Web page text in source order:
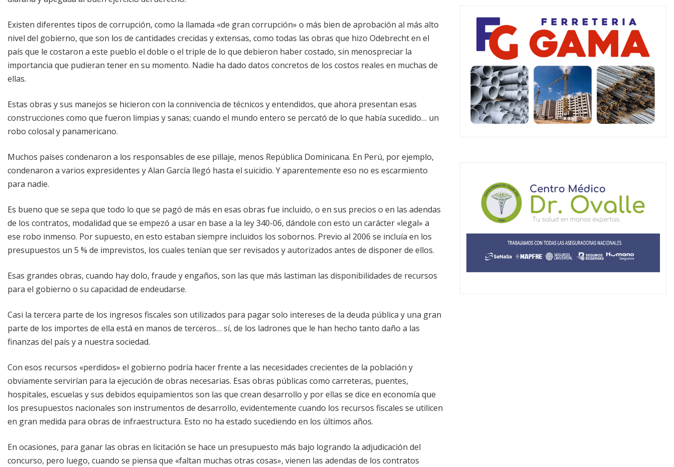
Existen diferentes tipos de corrupción, como la llamada «de gran corrupción» o más bien de aprobación al más alto
nivel del gobierno, que son los de cantidades crecidas y extensas, como todas las obras que hizo Odebrecht en el
país que le costaron a este pueblo el doble o el triple de lo que debieron haber costado, sin menospreciar la
importancia que pudieran tener en su momento. Nadie ha dado datos concretos de los costos reales en muchas de
ellas.
Estas obras y sus manejos se hicieron con la connivencia de técnicos y entendidos, que ahora presentan esas
construcciones como que fueron limpias y sanas; cuando el mundo entero se percató de lo que había sucedido… un
robo colosal y panamericano.
Muchos países condenaron a los responsables de ese pillaje, menos República Dominicana. En Perú, por ejemplo,
condenaron a varios expresidentes y Alan García llegó hasta el suicidio. Y aparentemente eso no es escarmiento
para nadie.
Es bueno que se sepa que todo lo que se pagó de más en esas obras fue incluido, o en sus precios o en las adendas
de los contratos, modalidad que se empezó a usar en base a la ley 340-06, dándole con esto un carácter «legal» a
ese robo inmenso. Por supuesto, en esto estaban siempre incluidos los sobornos. Previo al 2006 se incluía en los
presupuestos un 5 % de imprevistos, los cuales tenían que ser revisados y autorizados antes de disponer de ellos.
Esas grandes obras, cuando hay dolo, fraude y engaños, son las que más lastiman las disponibilidades de recursos
para el gobierno o su capacidad de endeudarse.
Casi la tercera parte de los ingresos fiscales son utilizados para pagar solo intereses de la deuda pública y una gran
parte de los importes de ella está en manos de terceros… sí, de los ladrones que le han hecho tanto daño a las
finanzas del país y a nuestra sociedad.
Con esos recursos «perdidos» el gobierno podría hacer frente a las necesidades crecientes de la población y
obviamente servirían para la ejecución de obras necesarias. Esas obras públicas como carreteras, puentes,
hospitales, escuelas y sus debidos equipamientos son las que crean desarrollo y por ellas se dice en economía que
los presupuestos nacionales son instrumentos de desarrollo, evidentemente cuando los recursos fiscales se utilicen
en gran medida para obras de infraestructura. Esto no ha estado sucediendo en los últimos años.
En ocasiones, para ganar las obras en licitación se hace un presupuesto más bajo logrando la adjudicación del
concurso, pero luego, cuando se piensa que «faltan muchas otras cosas», vienen las adendas de los contratos